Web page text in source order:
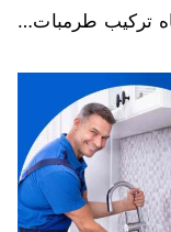
تركيب طرمبات…